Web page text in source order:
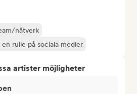
nätverk
rulle på sociala medier
artister möjligheter